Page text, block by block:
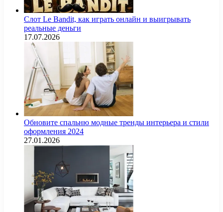
Слот Le Bandit, как играть онлайн и выигрывать
реальные деньги
17.07.2026
Обновите спальню модные тренды интерьера и стили
оформления 2024
27.01.2026